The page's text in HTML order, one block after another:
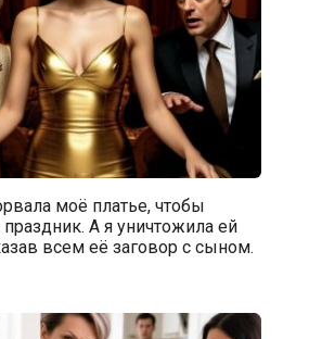
моё платье, чтобы
А я уничтожила ей
всем её заговор с сыном.